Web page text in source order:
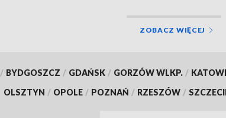
ZOBACZ WIĘCEJ
/ BYDGOSZCZ / GDAŃSK / GORZÓW WLKP. /
OLSZTYN / OPOLE / POZNAŃ / RZESZÓW /